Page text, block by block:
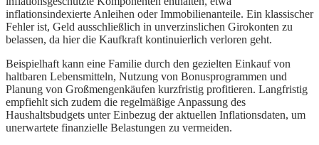
inflationsindexierte Anleihen oder Immobilienanteile. Ein klassischer
Fehler ist, Geld ausschließlich in unverzinslichen Girokonten zu
belassen, da hier die Kaufkraft kontinuierlich verloren geht.
Beispielhaft kann eine Familie durch den gezielten Einkauf von
haltbaren Lebensmitteln, Nutzung von Bonusprogrammen und
Planung von Großmengenkäufen kurzfristig profitieren. Langfristig
empfiehlt sich zudem die regelmäßige Anpassung des
Haushaltsbudgets unter Einbezug der aktuellen Inflationsdaten, um
unerwartete finanzielle Belastungen zu vermeiden.